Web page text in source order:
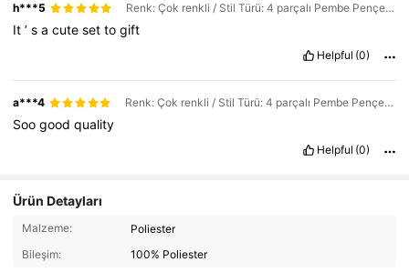
h***5 Renk: Çok renkli / Stil Türü: 4 parçalı Pembe Pençe Klips Seti
It’sacutesettogift
Helpful (0)
a***4 Renk: Çok renkli / Stil Türü: 4 parçalı Pembe Pençe Klips Seti
Soogoodquality
Helpful (0)
Ürün Detayları
Malzeme:
Poliester
Bileşim:
100% Poliester